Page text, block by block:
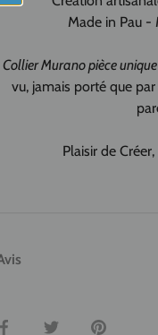
Made in Pau -
Collier Murano pièce unique
vu, jamais porté que
Plaisir de
Partager TweeterÉpingler